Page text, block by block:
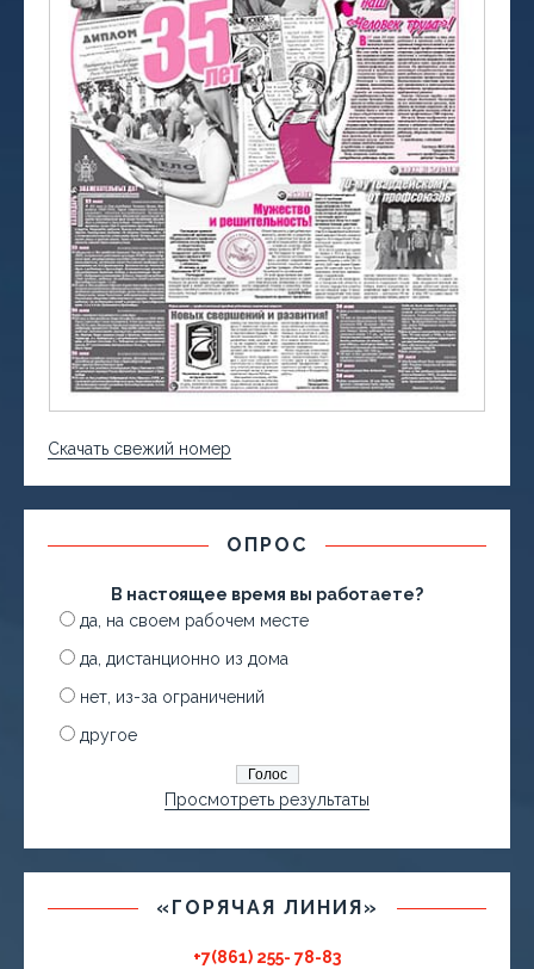
Скачать свежий номер
ОПРОС
В настоящее время вы работаете?
да, на своем рабочем месте
да, дистанционно из дома
нет, из-за ограничений
другое
Просмотреть результаты
«ГОРЯЧАЯ ЛИНИЯ»
+7(861) 255- 78-83